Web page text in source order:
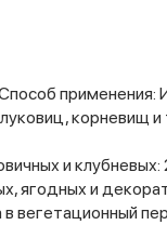
применения:
корневищ
и клубневых:
ягодных и
вегетационный